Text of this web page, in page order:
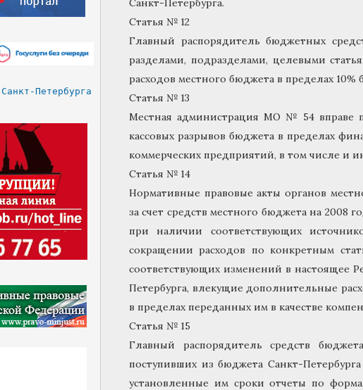
Санкт-Петербурга.
Статья № 12
Главный распорядитель бюджетных
разделами, подразделами, целевыми
расходов местного бюджета в пределах
Статья № 13
Местная администрация МО № 54 вправе
кассовых разрывов бюджета в пределах
коммерческих предприятий, в том числе и
Статья № 14
Нормативные правовые акты органов
за счет средств местного бюджета на 2008
при наличии соответствующих
сокращении расходов по конкретным
соответствующих изменений в настоящее
Петербурга, влекущие дополнительные
в пределах переданных им в качестве
Статья № 15
Главный распорядитель средств
поступивших из бюджета Санкт-
установленные им сроки отчеты по